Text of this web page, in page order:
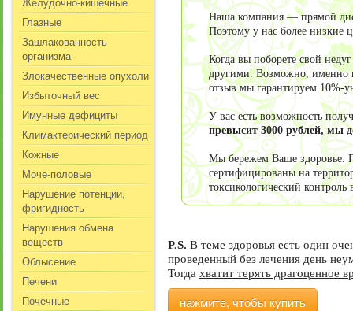
Глазные
Зашлакованность
организма
Злокачественные опухоли
Избыточный вес
Имунные дефициты
Климактерический период
Кожные
Моче-половые
Нарушение потенции,
фригидность
Нарушения обмена
веществ
Облысение
Печени
Почечные
Наша компания — прямой
Поэтому у нас более низкие
Когда вы поборете свой
другими. Возможно, именно
отзыв мы гарантируем 10%-
У вас есть возможность
превысит 3000 рублей, мы
Мы бережем Ваше здоровье.
сертифицированы на
токсикологический контроль
P.S. В теме здоровья есть один
проведенный без лечения день
Тогда хватит терять драгоценное
нажмите, чтобы купить